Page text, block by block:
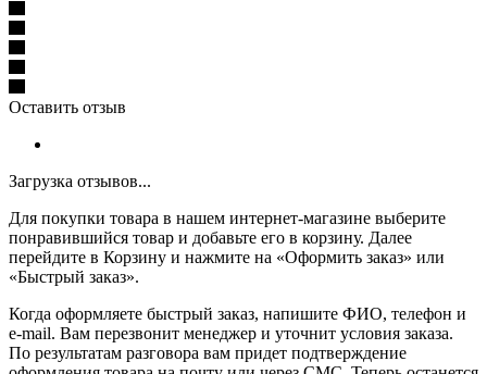
Оставить отзыв
Загрузка отзывов...
Для покупки товара в нашем интернет-магазине выберите
понравившийся товар и добавьте его в корзину. Далее
перейдите в Корзину и нажмите на «Оформить заказ» или
«Быстрый заказ».
Когда оформляете быстрый заказ, напишите ФИО, телефон и
e-mail. Вам перезвонит менеджер и уточнит условия заказа.
По результатам разговора вам придет подтверждение